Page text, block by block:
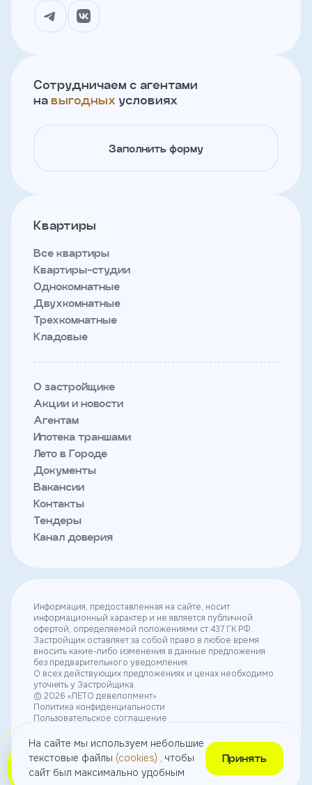
Выбрать
Сотрудничаем с агентами
на выгодных условиях
Заполнить форму
Квартиры
Все квартиры
Квартиры-студии
Однокомнатные
Двухкомнатные
Трехкомнатные
Кладовые
О застройщике
Акции и новости
Агентам
Ипотека траншами
Лето в Городе
Документы
Вакансии
Контакты
Тендеры
Канал доверия
Информация, предоставленная на сайте, носит
информационный характер и не является публичной
офертой, определяемой положениями ст.437 ГК РФ.
Застройщик оставляет за собой право в любое время
вносить какие-либо изменения в данные предложения
без предварительного уведомления.
О всех действующих предложениях и ценах необходимо
уточнять у Застройщика.
© 2026 «ЛЕТО девелопмент»
Политика конфиденциальности
Пользовательское соглашение
Согласие на использование небольших текстовых
файлов (cookies)
На сайте мы используем небольшие
текстовые файлы (cookies) , чтобы
сайт был максимально удобным
Принять